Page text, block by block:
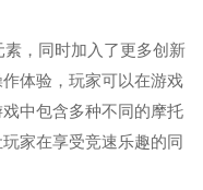
素，同时加入了更多创新
体验，玩家可以在游戏
中包含多种不同的摩托
家在享受竞速乐趣的同